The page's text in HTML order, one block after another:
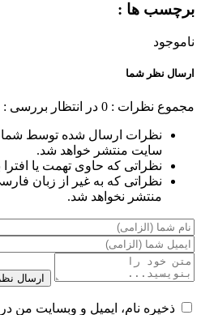
برچسب ها :
ناموجود
ارسال نظر شما
مجموع نظرات : 0 در انتظار بررسی : 0
نظرات ارسال شده توسط شما،
سایت منتشر خواهد شد.
نظراتی که حاوی تهمت یا
نظراتی که به غیر از زبان
منتشر نخواهد شد.
ارسال نظر
ذخیره نام، ایمیل و وبسایت من